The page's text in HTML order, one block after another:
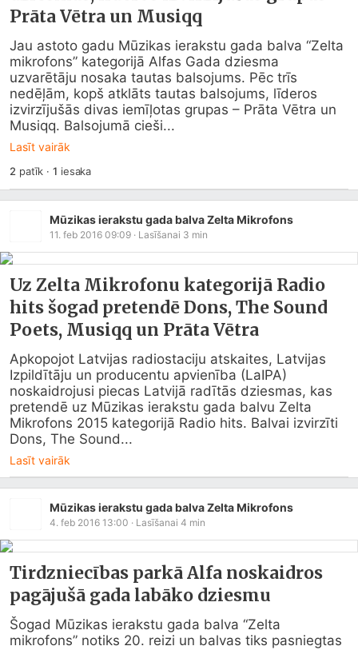
Prāta Vētra un Musiqq
Jau astoto gadu Mūzikas ierakstu gada balva “Zelta
mikrofons” kategorijā Alfas Gada dziesma
uzvarētāju nosaka tautas balsojums. Pēc trīs
nedēļām, kopš atklāts tautas balsojums, līderos
izvirzījušās divas iemīļotas grupas – Prāta Vētra un
Musiqq. Balsojumā cieši...
Lasīt vairāk
2 patīk ·1 iesaka
Mūzikas ierakstu gada balva Zelta Mikrofons
11. feb 2016 09:09 · Lasīšanai 3 min
Uz Zelta Mikrofonu kategorijā Radio
hits šogad pretendē Dons, The Sound
Poets, Musiqq un Prāta Vētra
Apkopojot Latvijas radiostaciju atskaites, Latvijas
Izpildītāju un producentu apvienība (LaIPA)
noskaidrojusi piecas Latvijā radītās dziesmas, kas
pretendē uz Mūzikas ierakstu gada balvu Zelta
Mikrofons 2015 kategorijā Radio hits. Balvai izvirzīti
Dons, The Sound...
Lasīt vairāk
Mūzikas ierakstu gada balva Zelta Mikrofons
4. feb 2016 13:00 · Lasīšanai 4 min
Tirdzniecības parkā Alfa noskaidros
pagājušā gada labāko dziesmu
Šogad Mūzikas ierakstu gada balva “Zelta
mikrofons” notiks 20. reizi un balvas tiks pasniegtas